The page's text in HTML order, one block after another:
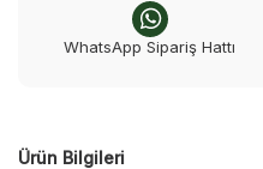
WhatsApp Sipariş Hattı
Ürün Bilgileri